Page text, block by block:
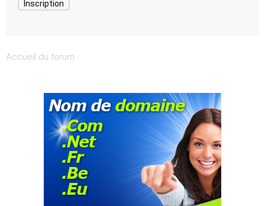
Inscription
Accueil du forum